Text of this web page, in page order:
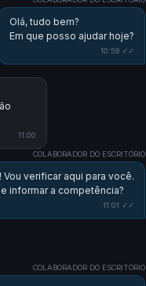
Olá, tudo bem?
Em que posso ajudar hoje?
10:58 ✓✓
11:00
COLABORADOR DO ESCRITÓRIO
Vou verificar aqui para você.
informar a competência?
11:01 ✓✓
COLABORADOR DO ESCRITÓRIO